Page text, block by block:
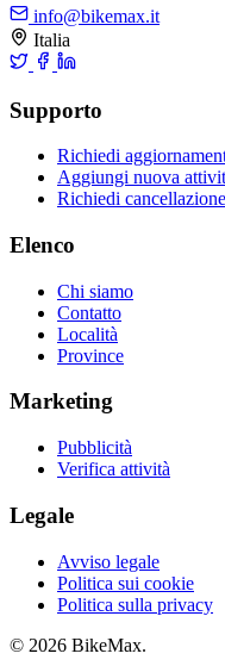
info@bikemax.it
Italia
Supporto
Richiedi
Aggiungi nuova
Richiedi cancellazione
Elenco
Chi siamo
Contatto
Località
Province
Marketing
Pubblicità
Verifica attività
Legale
Avviso legale
Politica sui cookie
Politica sulla privacy
© 2026 BikeMax.